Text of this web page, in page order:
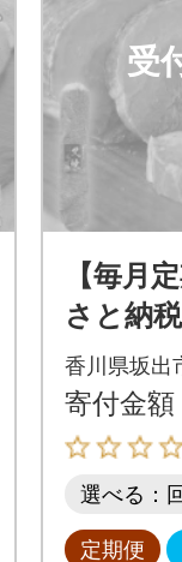
受
【毎月
さと納
叉焼
焼豚 チ
回
香川県坂出
寄付金額
選べる：
定期便